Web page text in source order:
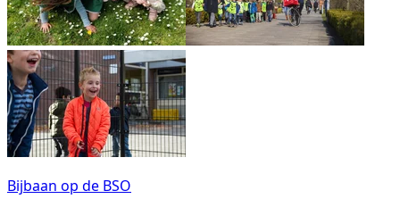
Bijbaan op de BSO